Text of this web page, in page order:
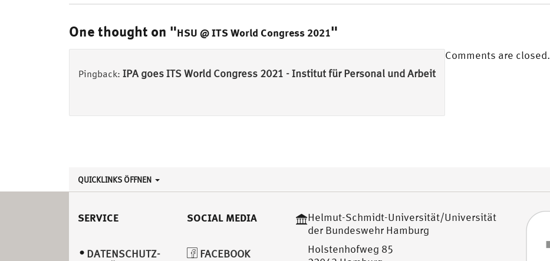
One thought on "HSU @ ITS World Congress 2021"
Pingback: IPA goes ITS World Congress 2021 - Institut für Personal und Arbeit
Comments are closed.
QUICKLINKS ÖFFNEN
SERVICE
DATENSCHUTZ­
SOCIAL MEDIA
FACEBOOK
Helmut-Schmidt-Universität/Universität
der Bundeswehr Hamburg
Holstenhofweg 85